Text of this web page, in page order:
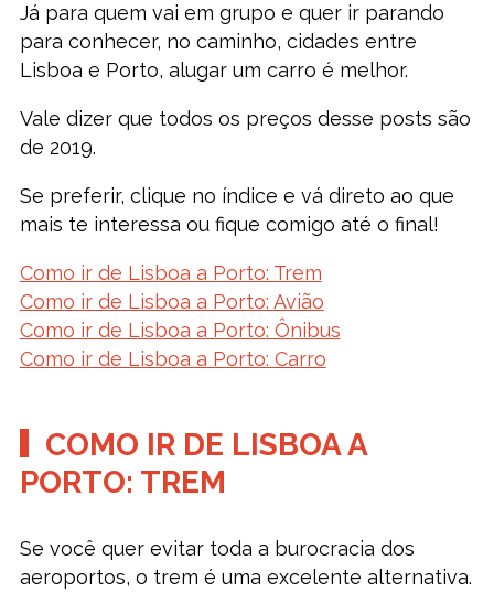
Já para quem vai em grupo e quer ir parando
para conhecer, no caminho, cidades entre
Lisboa e Porto, alugar um carro é melhor.
Vale dizer que todos os preços desse posts são
de 2019.
Se preferir, clique no índice e vá direto ao que
mais te interessa ou fique comigo até o final!
Como ir de Lisboa a Porto: Trem
Como ir de Lisboa a Porto: Avião
Como ir de Lisboa a Porto: Ônibus
Como ir de Lisboa a Porto: Carro
COMO IR DE LISBOA A
PORTO: TREM
Se você quer evitar toda a burocracia dos
aeroportos, o trem é uma excelente alternativa.